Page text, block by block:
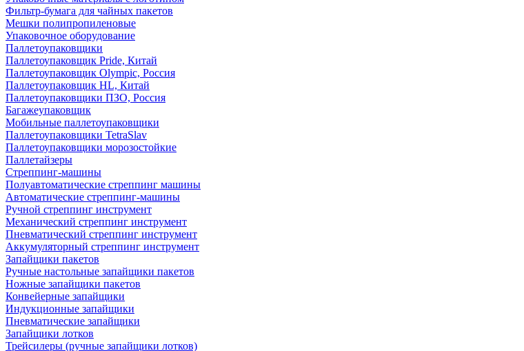
Фильтр-бумага для чайных пакетов
Мешки полипропиленовые
Упаковочное оборудование
Паллетоупаковщики
Паллетоупаковщик Pride, Китай
Паллетоупаковщик Olympic, Россия
Паллетоупаковщик HL, Китай
Паллетоупаковщики ПЗО, Россия
Багажеупаковщик
Мобильные паллетоупаковщики
Паллетоупаковщики TetraSlav
Паллетоупаковщики морозостойкие
Паллетайзеры
Стреппинг-машины
Полуавтоматические стреппинг машины
Автоматические стреппинг-машины
Ручной стреппинг инструмент
Механический стреппинг инструмент
Пневматический стреппинг инструмент
Аккумуляторный стреппинг инструмент
Запайщики пакетов
Ручные настольные запайщики пакетов
Ножные запайщики пакетов
Конвейерные запайщики
Индукционные запайщики
Пневматические запайщики
Запайщики лотков
Трейсилеры (ручные запайщики лотков)